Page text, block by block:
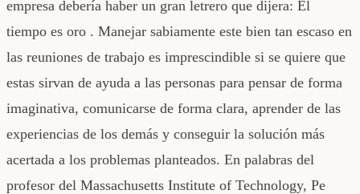
empresa debería haber un gran letrero que dijera: El
tiempo es oro . Manejar sabiamente este bien tan escaso en
las reuniones de trabajo es imprescindible si se quiere que
estas sirvan de ayuda a las personas para pensar de forma
imaginativa, comunicarse de forma clara, aprender de las
experiencias de los demás y conseguir la solución más
acertada a los problemas planteados. En palabras del
profesor del Massachusetts Institute of Technology, Pe